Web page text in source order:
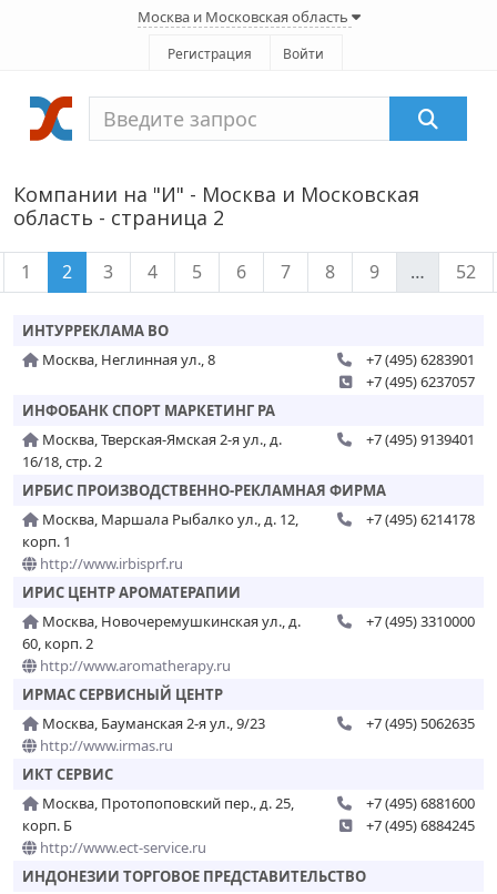
Москва и Московская область
Регистрация Войти
Компании на "И" - Москва и Московская
область - страница 2
1 2 3 4 5 6 7 8 9 … 52
ИНТУРРЕКЛАМА ВО
Москва, Неглинная ул., 8
+7 (495) 6283901
+7 (495) 6237057
ИНФОБАНК СПОРТ МАРКЕТИНГ РА
Москва, Тверская-Ямская 2-я ул., д.
16/18, стр. 2
+7 (495) 9139401
ИРБИС ПРОИЗВОДСТВЕННО-РЕКЛАМНАЯ ФИРМА
Москва, Маршала Рыбалко ул., д. 12,
корп. 1
http://www.irbisprf.ru
+7 (495) 6214178
ИРИС ЦЕНТР АРОМАТЕРАПИИ
Москва, Новочеремушкинская ул., д.
60, корп. 2
http://www.aromatherapy.ru
+7 (495) 3310000
ИРМАС СЕРВИСНЫЙ ЦЕНТР
Москва, Бауманская 2-я ул., 9/23
http://www.irmas.ru
+7 (495) 5062635
ИКТ СЕРВИС
Москва, Протопоповский пер., д. 25,
корп. Б
http://www.ect-service.ru
+7 (495) 6881600
+7 (495) 6884245
ИНДОНЕЗИИ ТОРГОВОЕ ПРЕДСТАВИТЕЛЬСТВО